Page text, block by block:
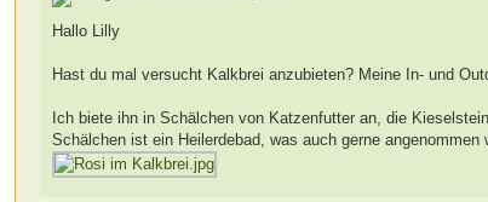
Hallo Lilly
Hast du mal versucht Kalkbrei anzubieten? Meine In- und
Ich biete ihn in Schälchen von Katzenfutter an, die
Schälchen ist ein Heilerdebad, was auch gerne angenommen